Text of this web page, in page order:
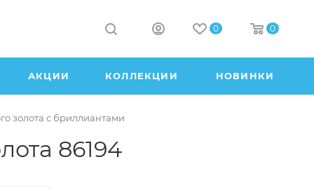
0 0
АКЦИИ КОЛЛЕКЦИИ НОВИНКИ
золота с бриллиантами
86194